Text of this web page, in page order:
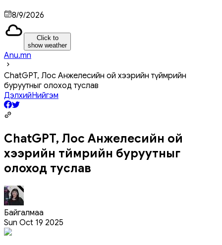
8/9/2026
Click to
show weather
Anu.mn
ChatGPT, Лос Анжелесийн ой хээрийн түймрийн
буруутныг олоход туслав
ДэлхийНийгэм
ChatGPT, Лос Анжелесийн ой
хээрийн түймрийн буруутныг
олоход туслав
Байгалмаа
Sun Oct 19 2025